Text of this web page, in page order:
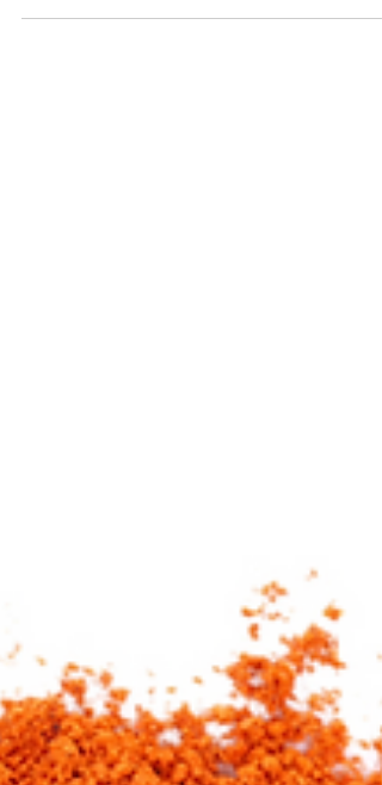
にもわかりやすく紹介します。